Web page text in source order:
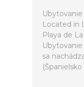
Located in
Playa de
sa